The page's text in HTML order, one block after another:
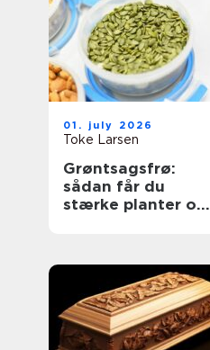
01. july 2026
Toke Larsen
Grøntsagsfrø:
sådan får du
stærke planter og